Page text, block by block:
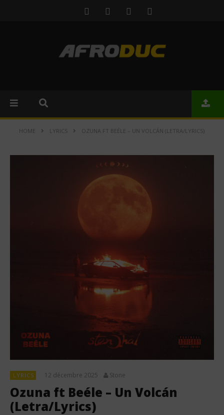
HOME LYRICS OZUNA FT BEÉLE – UN VOLCÁN (LETRA/LYRICS)
LYRICS 12 décembre 2025 Stone
Ozuna ft Beéle – Un Volcán
(Letra/Lyrics)